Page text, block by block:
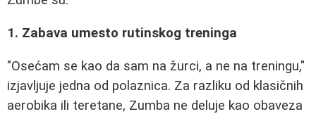
1. Zabava umesto rutinskog treninga
"Osećam se kao da sam na žurci, a ne na treningu,"
izjavljuje jedna od polaznica. Za razliku od klasičnih
aerobika ili teretane, Zumba ne deluje kao obaveza